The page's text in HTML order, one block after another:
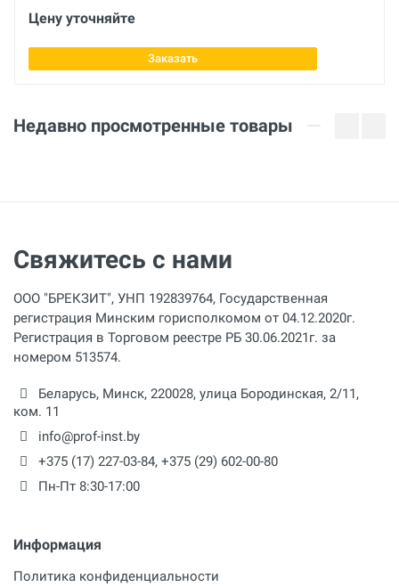
Размер трубы
Тип
Цену уточняйте
Заказать
Недавно просмотренные товары
Свяжитесь с нами
ООО "БРЕКЗИТ", УНП 192839764, Государственная
регистрация Минским горисполкомом от 04.12.2020г.
Регистрация в Торговом реестре РБ 30.06.2021г. за
номером 513574.
Беларусь, Минск, 220028, улица Бородинская, 2/11,
ком. 11
info@prof-inst.by
+375 (17) 227-03-84, +375 (29) 602-00-80
Пн-Пт 8:30-17:00
Информация
Политика конфиденциальности